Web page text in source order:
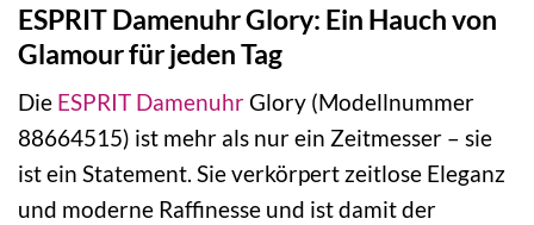
ESPRIT Damenuhr Glory: Ein Hauch von
Glamour für jeden Tag
Die ESPRIT DamenuhrGlory (Modellnummer
88664515) ist mehr als nur ein Zeitmesser – sie
ist ein Statement. Sie verkörpert zeitlose Eleganz
und moderne Raffinesse und ist damit der